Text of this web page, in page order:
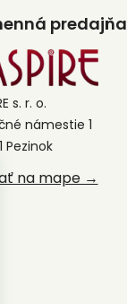
predajňa
s. r. o.
námestie 1
Pezinok
na mape →